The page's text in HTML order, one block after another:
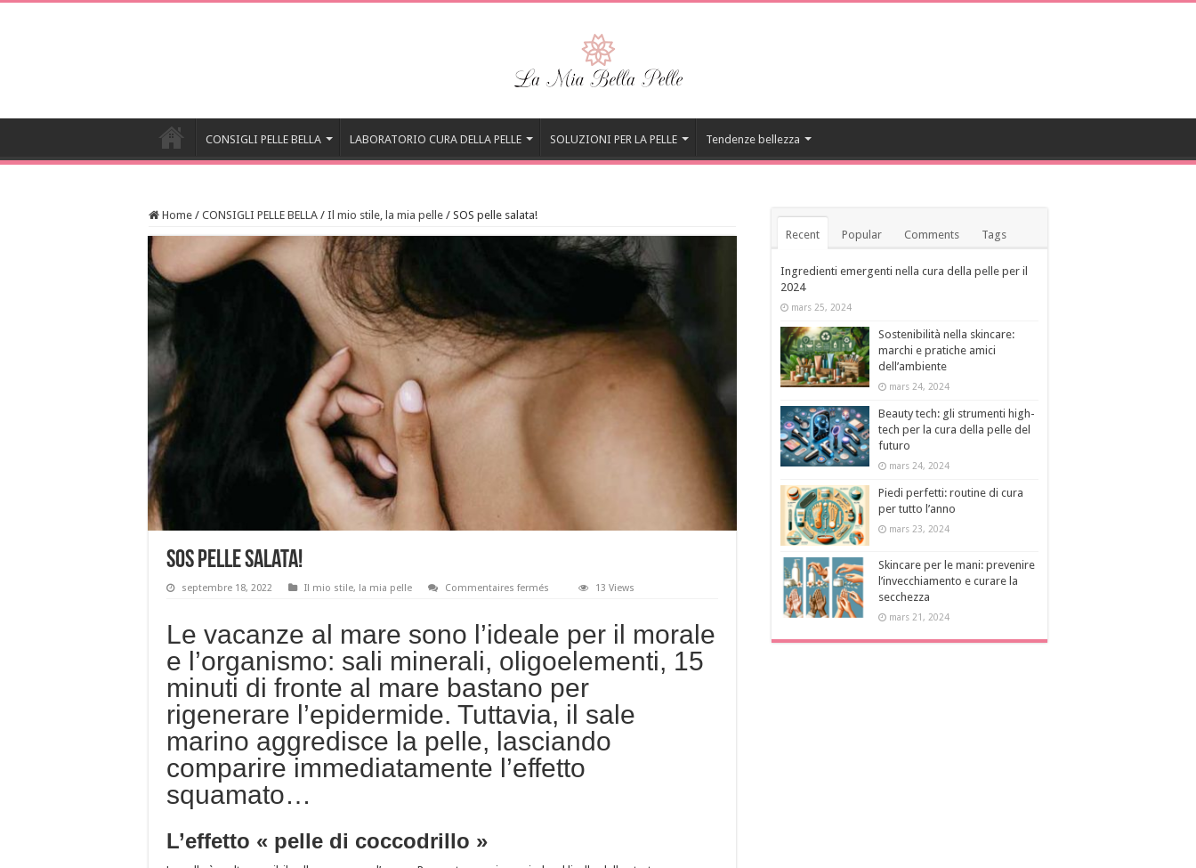
CONSIGLI PELLE BELLA LABORATORIO CURA DELLA PELLE SOLUZIONI PER LA PELLE Tendenze bellezza
Home / CONSIGLI PELLE BELLA / Il mio stile, la mia pelle / SOS pelle salata!
SOS pelle salata!
septembre 18, 2022 Il mio stile, la mia pelle Commentaires fermés 13 Views
Le vacanze al mare sono l’ideale per il morale
e l’organismo: sali minerali, oligoelementi, 15
minuti di fronte al mare bastano per
rigenerare l’epidermide. Tuttavia, il sale
marino aggredisce la pelle, lasciando
comparire immediatamente l’effetto
squamato…
L’effetto « pelle di coccodrillo »
Recent Popular Comments Tags
Ingredienti emergenti nella cura della pelle per il
2024
mars 25, 2024
Sostenibilità nella skincare:
marchi e pratiche amici
dell’ambiente
mars 24, 2024
Beauty tech: gli strumenti high-
tech per la cura della pelle del
futuro
mars 24, 2024
Piedi perfetti: routine di cura
per tutto l’anno
mars 23, 2024
Skincare per le mani: prevenire
l’invecchiamento e curare la
secchezza
mars 21, 2024